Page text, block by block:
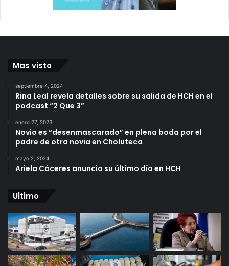
Mas visto
septiembre 4, 2024
Rina Leal revela detalles sobre su salida de HCH en el
podcast “2 Que 3”
enero 27, 2023
Novio es “desenmascarado” en plena boda por el
padre de otra novia en Choluteca
mayo 2, 2024
Ariela Cáceres anuncia su último día en HCH
Ultimo